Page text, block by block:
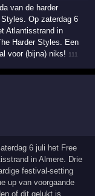
van de harder
Op zaterdag 6
Atlantisstrand in
Harder Styles. Een
voor (bijna) niks! 111
6 juli het Free
in Almere. Drie
festival-setting
up van voorgaande
of dit gelukt is.